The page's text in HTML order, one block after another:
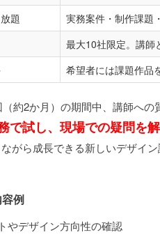
題
実務案件・制作課題
最大10社限定。講師
希望者には課題作品
約2か月）の期間中、講師への
で試し、現場での疑問を
がら成長できる新しいデザイ
例
やデザイン方向性の確認